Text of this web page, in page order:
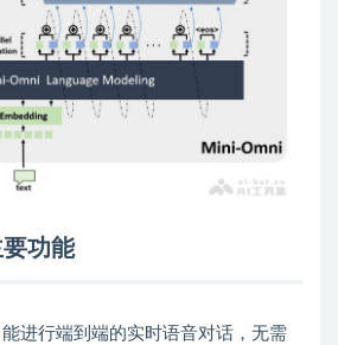
功能
能进行端到端的实时语音对话，无需